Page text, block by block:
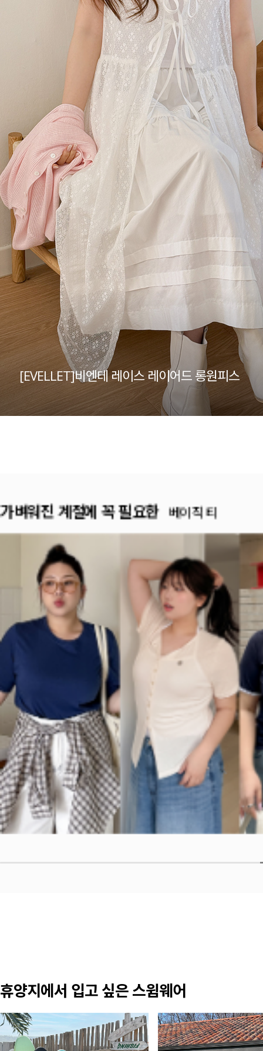
[EVELLET]비엔테 레이스 레이어드 롱원피스
여름이면 찾게 되는 나시 TOP
휴양지에서 입고 싶은 스윔웨어